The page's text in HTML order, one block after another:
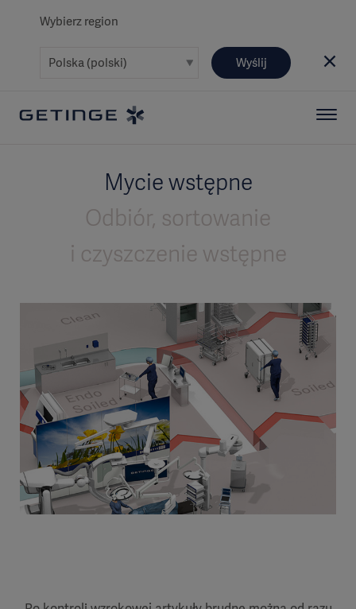
Wybierz region
Wyślij
Mycie wstępne
Odbiór, sortowanie
i czyszczenie wstępne